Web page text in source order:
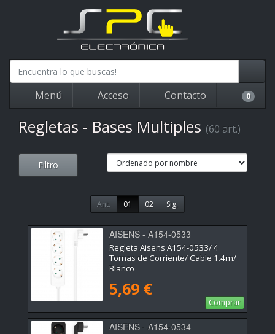
Menú Acceso Contacto 0
Regletas - Bases Multiples (60 art.)
Filtro
Ant. 01 02 Sig.
AISENS - A154-0533
Regleta Aisens A154-0533/ 4
Tomas de Corriente/ Cable 1.4m/
Blanco
5,69 €
Comprar
AISENS - A154-0534